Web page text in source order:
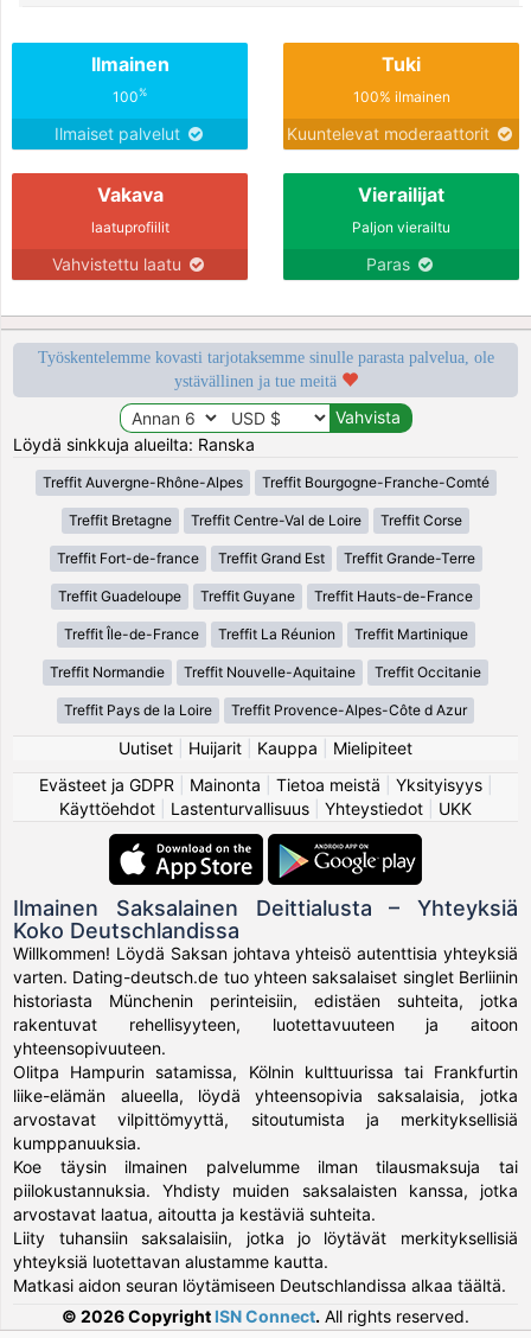
Ilmainen
100%
Ilmaiset palvelut
Tuki
100% ilmainen
Kuuntelevat moderaattorit
Vakava
laatuprofiilit
Vahvistettu laatu
Vierailijat
Paljon vierailtu
Paras
Työskentelemme kovasti tarjotaksemme sinulle parasta palvelua, ole
ystävällinen ja tue meitä
Löydä sinkkuja alueilta: Ranska
Treffit Auvergne-Rhône-Alpes Treffit Bourgogne-Franche-Comté
Treffit Bretagne Treffit Centre-Val de Loire Treffit Corse
Treffit Fort-de-france Treffit Grand Est Treffit Grande-Terre
Treffit Guadeloupe Treffit Guyane Treffit Hauts-de-France
Treffit Île-de-France Treffit La Réunion Treffit Martinique
Treffit Normandie Treffit Nouvelle-Aquitaine Treffit Occitanie
Treffit Pays de la Loire Treffit Provence-Alpes-Côte d Azur
Uutiset Huijarit Kauppa
Mielipiteet
Evästeet ja GDPR
Mainonta Tietoa meistä Yksityisyys|
Käyttöehdot
Lastenturvallisuus Yhteystiedot UKK
Ilmainen Saksalainen Deittialusta – Yhteyksiä
Koko Deutschlandissa
Willkommen! Löydä Saksan johtava yhteisö autenttisia yhteyksiä
varten. Dating-deutsch.de tuo yhteen saksalaiset singlet Berliinin
historiasta Münchenin perinteisiin, edistäen suhteita, jotka
rakentuvat rehellisyyteen, luotettavuuteen ja aitoon
yhteensopivuuteen.
Olitpa Hampurin satamissa, Kölnin kulttuurissa tai Frankfurtin
liike-elämän alueella, löydä yhteensopivia saksalaisia, jotka
arvostavat vilpittömyyttä, sitoutumista ja merkityksellisiä
kumppanuuksia.
Koe täysin ilmainen palvelumme ilman tilausmaksuja tai
piilokustannuksia. Yhdisty muiden saksalaisten kanssa, jotka
arvostavat laatua, aitoutta ja kestäviä suhteita.
Liity tuhansiin saksalaisiin, jotka jo löytävät merkityksellisiä
yhteyksiä luotettavan alustamme kautta.
Matkasi aidon seuran löytämiseen Deutschlandissa alkaa täältä.
© 2026 Copyright ISN Connect. All rights reserved.